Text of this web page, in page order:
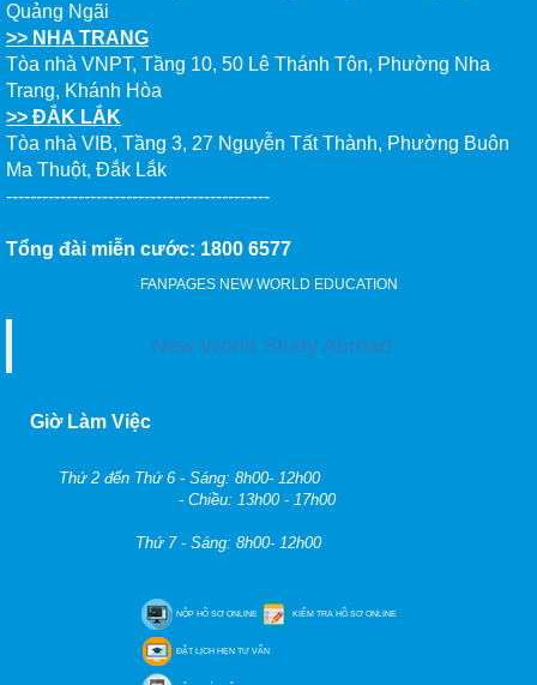
Quảng Ngãi
>> NHA TRANG
Tòa nhà VNPT, Tầng 10, 50 Lê Thánh Tôn, Phường Nha
Trang, Khánh Hòa
>> ĐẮK LẮK
Tòa nhà VIB, Tầng 3, 27 Nguyễn Tất Thành, Phường Buôn
Ma Thuột, Đắk Lắk
--------------------------------------------
Tổng đài miễn cước: 1800 6577
FANPAGES NEW WORLD EDUCATION
New World Study Abroad
Giờ Làm Việc
Thứ 2 đến Thứ 6 - Sáng: 8h00- 12h00
- Chiều: 13h00 - 17h00
Thứ 7 - Sáng: 8h00- 12h00
NỘP HỒ SƠ ONLINE KIỂM TRA HỒ SƠ ONLINE
ĐẶT LỊCH HẸN TƯ VẤN